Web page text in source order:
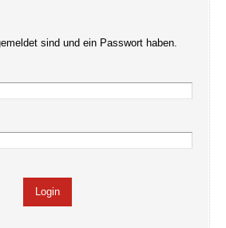
sind und ein Passwort haben.